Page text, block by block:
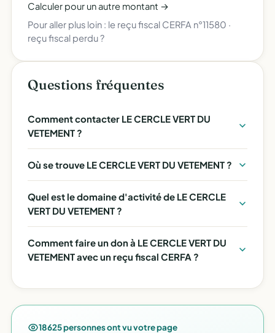
Calculer pour un autre montant →
Pour aller plus loin : le reçu fiscal CERFA n°11580 ·
reçu fiscal perdu ?
Questions fréquentes
Comment contacter LE CERCLE VERT DU
VETEMENT ?
Où se trouve LE CERCLE VERT DU VETEMENT ?
Quel est le domaine d'activité de LE CERCLE
VERT DU VETEMENT ?
Comment faire un don à LE CERCLE VERT DU
VETEMENT avec un reçu fiscal CERFA ?
18625 personnes ont vu votre page